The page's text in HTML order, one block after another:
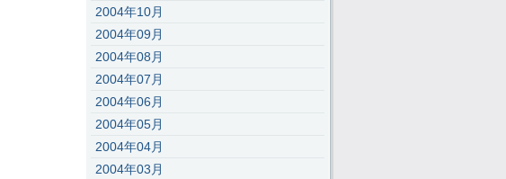
2004年10月
2004年09月
2004年08月
2004年07月
2004年06月
2004年05月
2004年04月
2004年03月